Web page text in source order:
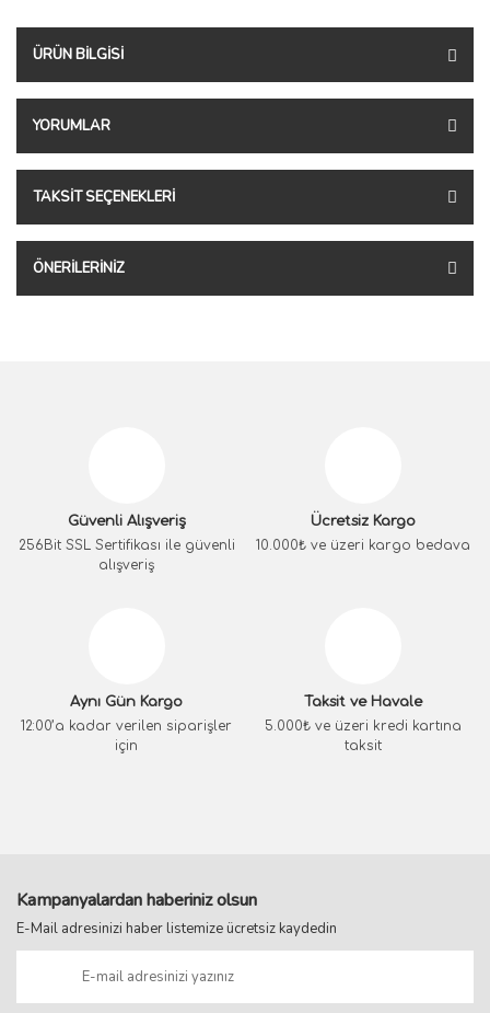
ÜRÜN BILGISI
YORUMLAR
TAKSIT SEÇENEKLERI
ÖNERILERINIZ
Güvenli Alışveriş
256Bit SSL Sertifikası ile güvenli
alışveriş
Ücretsiz Kargo
10.000₺ ve üzeri kargo bedava
Aynı Gün Kargo
12:00’a kadar verilen siparişler
için
Taksit ve Havale
5.000₺ ve üzeri kredi kartına
taksit
Kampanyalardan haberiniz olsun
E-Mail adresinizi haber listemize ücretsiz kaydedin